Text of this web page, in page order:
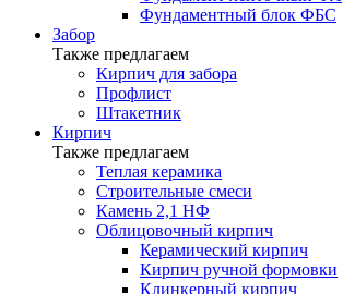
Фундаментный блок ФБС
Забор
Также предлагаем
Кирпич для забора
Профлист
Штакетник
Кирпич
Также предлагаем
Теплая керамика
Строительные смеси
Камень 2,1 НФ
Облицовочный кирпич
Керамический кирпич
Кирпич ручной формовки
Клинкерный кирпич